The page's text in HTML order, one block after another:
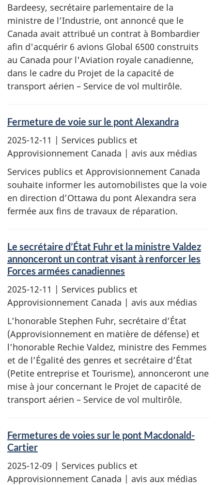
Bardeesy, secrétaire parlementaire de la
ministre de l’Industrie, ont annoncé que le
Canada avait attribué un contrat à Bombardier
afin d'acquérir 6 avions Global 6500 construits
au Canada pour l'Aviation royale canadienne,
dans le cadre du Projet de la capacité de
transport aérien – Service de vol multirôle.
Fermeture de voie sur le pont Alexandra
2025-12-11 | Services publics et
Approvisionnement Canada | avis aux médias
Services publics et Approvisionnement Canada
souhaite informer les automobilistes que la voie
en direction d’Ottawa du pont Alexandra sera
fermée aux fins de travaux de réparation.
Le secrétaire d’État Fuhr et la ministre Valdez
annonceront un contrat visant à renforcer les
Forces armées canadiennes
2025-12-11 | Services publics et
Approvisionnement Canada | avis aux médias
L’honorable Stephen Fuhr, secrétaire d’État
(Approvisionnement en matière de défense) et
l’honorable Rechie Valdez, ministre des Femmes
et de l’Égalité des genres et secrétaire d’État
(Petite entreprise et Tourisme), annonceront une
mise à jour concernant le Projet de capacité de
transport aérien – Service de vol multirôle.
Fermetures de voies sur le pont Macdonald-
Cartier
2025-12-09 | Services publics et
Approvisionnement Canada | avis aux médias